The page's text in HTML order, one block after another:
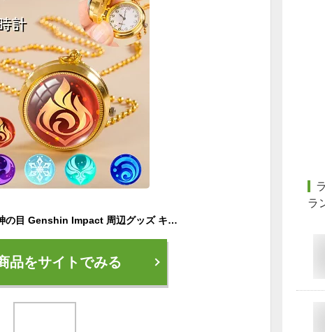
原神神の目時計原神 神の目 Genshin Impact 周辺グッズ キーホルダー 夜光 コスプレ こすぷれ コスプレグッズ グッズ プレゼント ギフト 送料無料プレゼント
品をサイトでみる
ラ